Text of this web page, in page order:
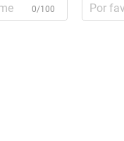
0/100